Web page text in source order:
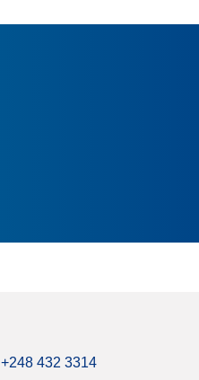
+248 432 3314